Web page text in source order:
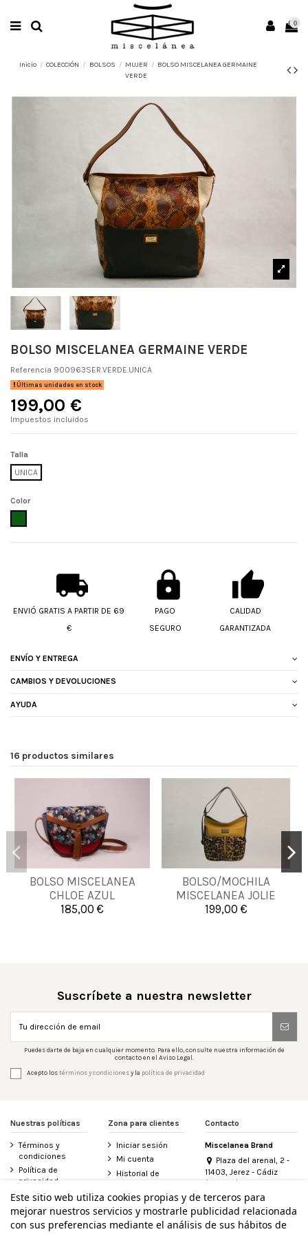
0
Inicio COLECCIÓN BOLSOS MUJER
BOLSO MISCELANEA GERMAINE
VERDE
BOLSO MISCELANEA GERMAINE VERDE
Referencia 900963SER.VERDE.UNICA
Últimas unidades en stock
199,00 €
Impuestos incluidos
Talla
UNICA
Color
ENVIÓ GRATIS A PARTIR DE 69
€
PAGO
SEGURO
CALIDAD
GARANTIZADA
ENVÍO Y ENTREGA
CAMBIOS Y DEVOLUCIONES
AYUDA
16 productos similares
BOLSO MISCELANEA
CHLOE AZUL
185,00 €
UNICA
Añadir al carrito
BOLSO/MOCHILA
MISCELANEA JOLIE
199,00 €
UNICA
Añadir al carrito
Suscríbete a nuestra newsletter
Puedes darte de baja en cualquier momento. Para ello, consulte nuestra información de
contacto en el Aviso Legal.
Acepto lostérminos y condicionesy la política de privacidad
Nuestras políticas
Términos y
condiciones
Política de
privacidad
Aviso legal
Política de
cookies
Zona para clientes
Iniciar sesión
Mi cuenta
Historial de
Contacte con
nosotros
Derecho de
Contacto
Miscelanea Brand
Plaza del arenal, 2 -
11403, Jerez - Cádiz
(España)
956 155 340
info@miscelanea.online
Este sitio web utiliza cookies propias y de terceros para
mejorar nuestros servicios y mostrarle publicidad relacionada
con sus preferencias mediante el análisis de sus hábitos de